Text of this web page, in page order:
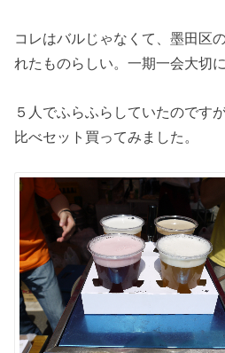
コレはバルじゃなくて、墨田区
れたものらしい。一期一会大切
５人でふらふらしていたのです
比べセット買ってみました。